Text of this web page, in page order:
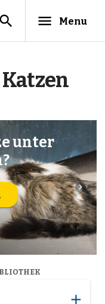
search menu Menu
unter
navigate_next
add